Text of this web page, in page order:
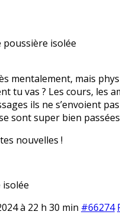
poussière isolée
mentalement, mais
tu vas ? Les cours, les
ils ne s’envoient
sont super bien
nouvelles !
à 22 h 30 min #66274